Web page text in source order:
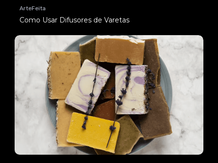
ArteFeita
Como Usar Difusores de Varetas